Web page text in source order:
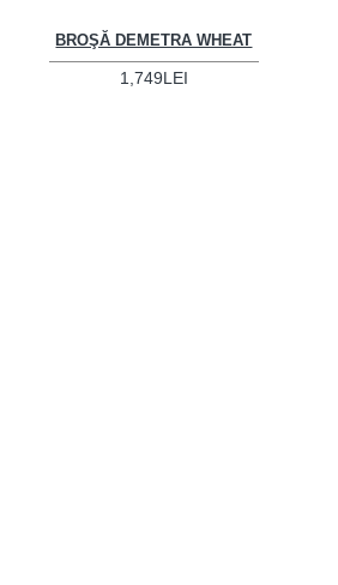
BROŞĂ DEMETRA WHEAT
1,749LEI